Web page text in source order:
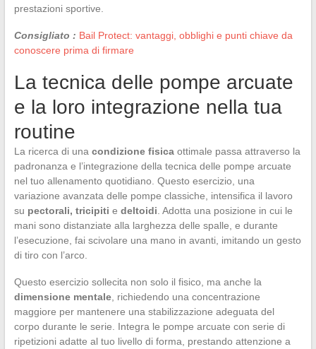
prestazioni sportive.
Consigliato : Bail Protect: vantaggi, obblighi e punti chiave da
conoscere prima di firmare
La tecnica delle pompe arcuate
e la loro integrazione nella tua
routine
La ricerca di una condizione fisicaottimale passa attraverso la
padronanza e l’integrazione della tecnica delle pompe arcuate
nel tuo allenamento quotidiano. Questo esercizio, una
variazione avanzata delle pompe classiche, intensifica il lavoro
su pectorali, tricipiti e deltoidi . Adotta una posizione in cui le
mani sono distanziate alla larghezza delle spalle, e durante
l’esecuzione, fai scivolare una mano in avanti, imitando un gesto
di tiro con l’arco.
Questo esercizio sollecita non solo il fisico, ma anche la
dimensione mentale, richiedendo una concentrazione
maggiore per mantenere una stabilizzazione adeguata del
corpo durante le serie. Integra le pompe arcuate con serie di
ripetizioni adatte al tuo livello di forma, prestando attenzione a